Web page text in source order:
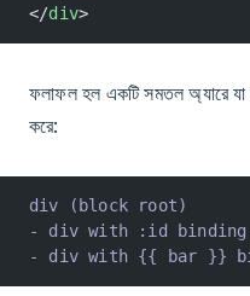
</div>
ফলাফল হল একটি সমতল অ্যারে যা
করে:
div (block root)
- div with :id binding
- div with {{ bar }}